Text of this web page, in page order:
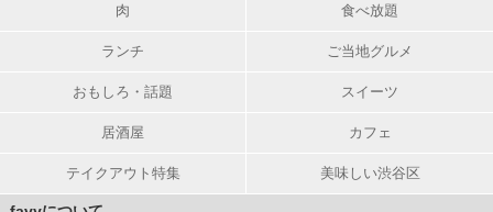
肉 食べ放題
ランチ ご当地グルメ
おもしろ・話題 スイーツ
居酒屋 カフェ
テイクアウト特集 美味しい渋谷区